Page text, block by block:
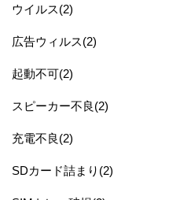
ウイルス(2)
広告ウィルス(2)
起動不可(2)
スピーカー不良(2)
充電不良(2)
SDカード詰まり(2)